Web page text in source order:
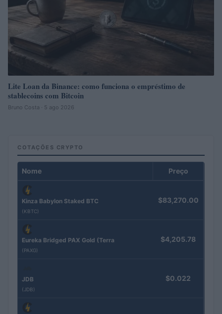
Lite Loan da Binance: como funciona o empréstimo de
stablecoins com Bitcoin
Bruno Costa · 5 ago 2026
COTAÇÕES CRYPTO
Nome Preço
Kinza Babylon Staked BTC
(KBTC)
$83,270.00
Eureka Bridged PAX Gold (Terra
(PAXG)
$4,205.78
JDB
(JDB)
$0.022